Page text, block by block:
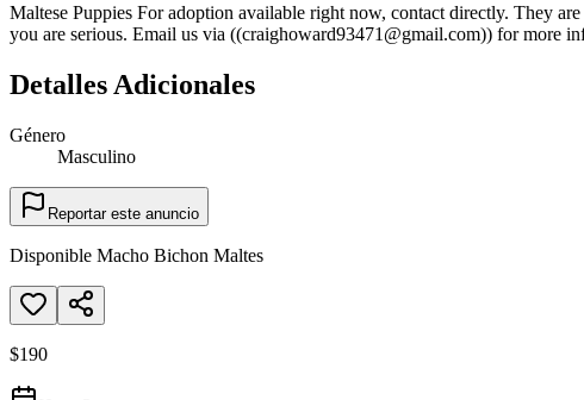
Maltese Puppies For adoption available right now, contact directly. They
you are serious. Email us via ((craighoward93471@gmail.com)) for more
Detalles Adicionales
Género
Masculino
Reportar este anuncio
Disponible Macho Bichon Maltes
$190